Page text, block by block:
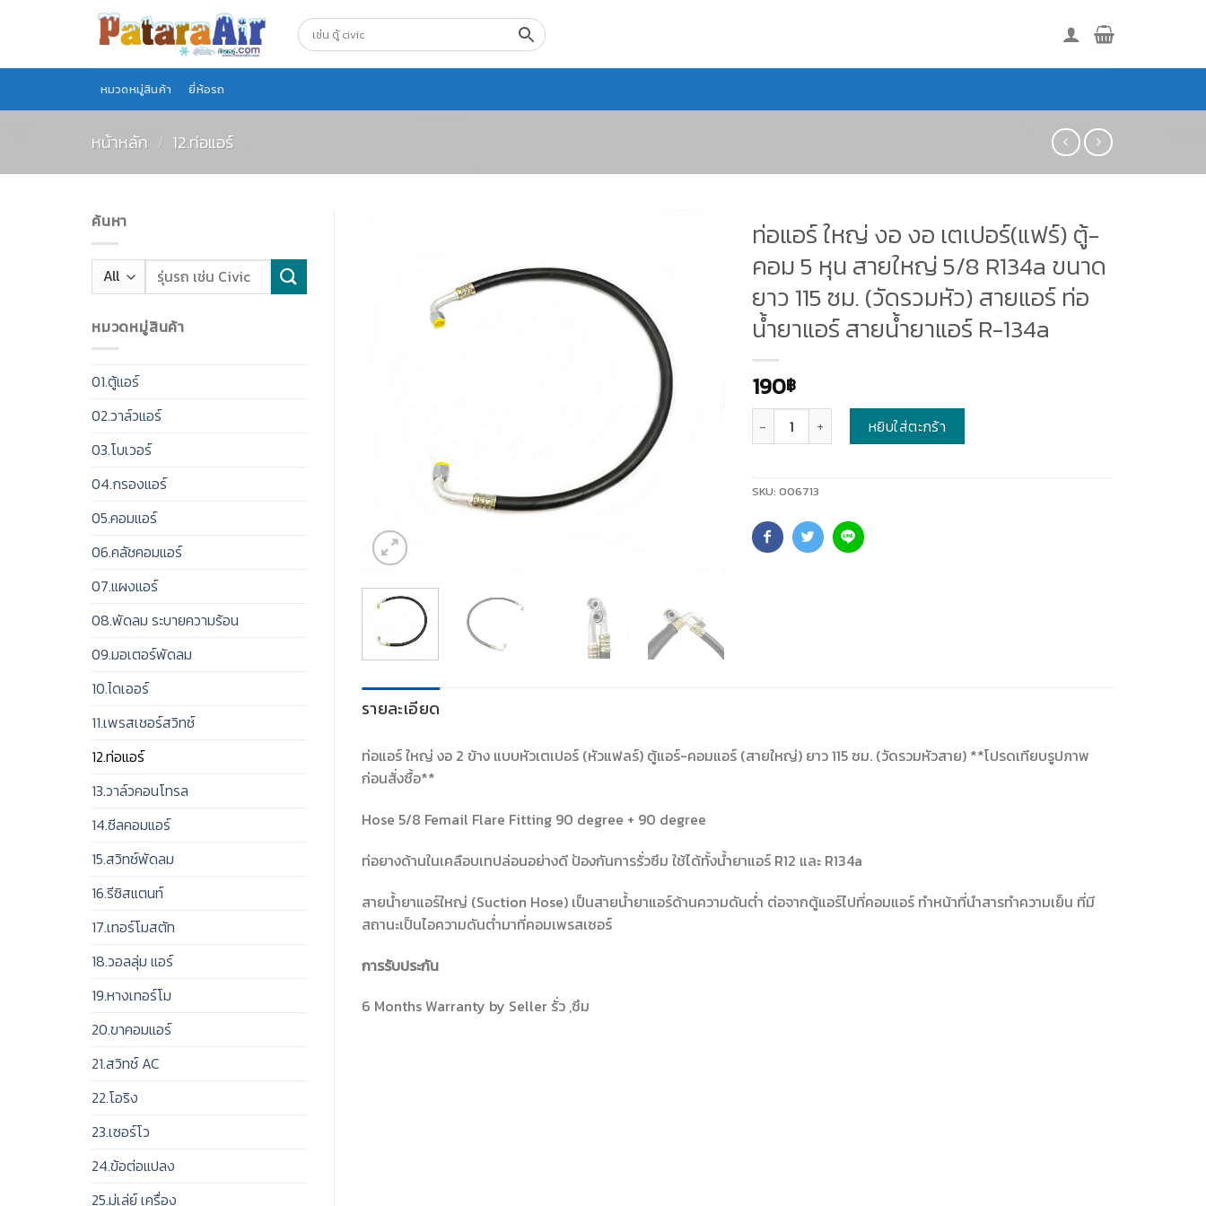
หมวดหมู่สินค้า ยี่ห้อรถ
หน้าหลัก / 12.ท่อแอร์
ค้นหา
หมวดหมู่สินค้า
01.ตู้แอร์
02.วาล์วแอร์
03.โบเวอร์
04.กรองแอร์
05.คอมแอร์
06.คลัชคอมแอร์
07.แผงแอร์
08.พัดลม ระบายความร้อน
09.มอเตอร์พัดลม
10.ไดเออร์
11.เพรสเชอร์สวิทช์
12.ท่อแอร์
13.วาล์วคอนโทรล
14.ซีลคอมแอร์
15.สวิทช์พัดลม
16.รีซิสแตนท์
17.เทอร์โมสตัท
18.วอลลุ่ม แอร์
19.หางเทอร์โม
20.ขาคอมแอร์
21.สวิทช์ AC
22.โอริง
23.เซอร์โว
24.ข้อต่อแปลง
25.มู่เล่ย์ เครื่อง
ท่อแอร์ ใหญ่ งอ งอ เตเปอร์(แฟร์) ตู้-
คอม 5 หุน สายใหญ่ 5/8 R134a ขนาด
ยาว 115 ซม. (วัดรวมหัว) สายแอร์ ท่อ
น้ำยาแอร์ สายน้ำยาแอร์ R-134a
190฿
หยิบใส่ตะกร้า
SKU: 006713
รายละเอียด
ท่อแอร์ ใหญ่ งอ 2 ข้าง แบบหัวเตเปอร์ (หัวแฟลร์) ตู้แอร์-คอมแอร์ (สายใหญ่) ยาว 115 ซม. (วัดรวมหัวสาย) **โปรดเทียบรูปภาพ
ก่อนสั่งซื้อ**
Hose 5/8 Femail Flare Fitting 90 degree + 90 degree
ท่อยางด้านในเคลือบเทปล่อนอย่างดี ป้องกันการรั่วซึม ใช้ได้ทั้งน้ำยาแอร์ R12 และ R134a
สายน้ำยาแอร์ใหญ่ (Suction Hose) เป็นสายน้ำยาแอร์ด้านความดันต่ำ ต่อจากตู้แอร์ไปที่คอมแอร์ ทำหน้าที่นำสารทำความเย็น ที่มี
สถานะเป็นไอความดันต่ำมาที่คอมเพรสเซอร์
การรับประกัน
6 Months Warranty by Seller รั่ว ,ซึม